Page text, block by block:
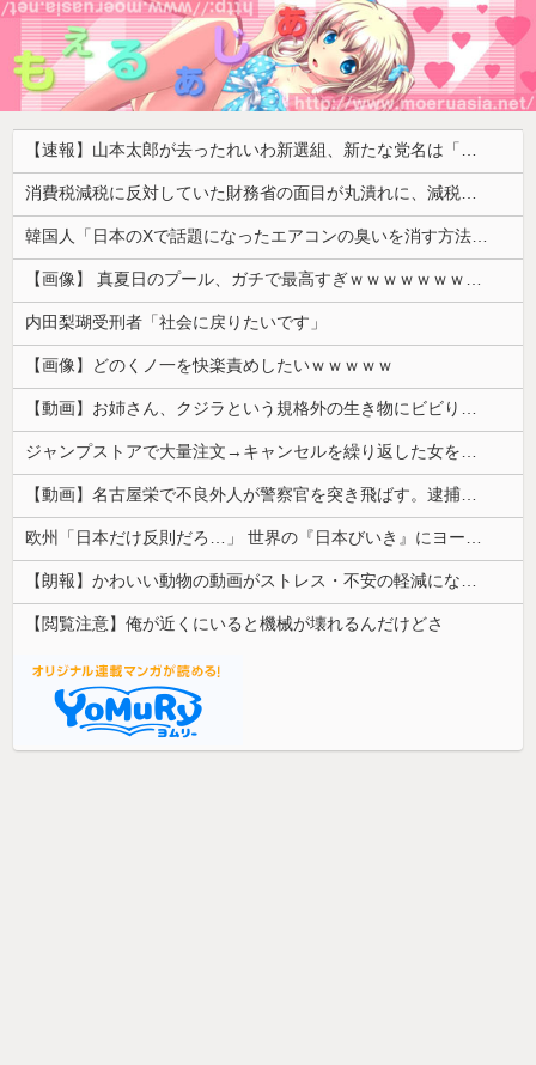
【速報】山本太郎が去ったれいわ新選組、新たな党名は「いのちの党」 略称「いのち」
消費税減税に反対していた財務省の面目が丸潰れに、減税が決まった途端に市場が動き出したが……
韓国人「日本のXで話題になったエアコンの臭いを消す方法をご覧ください」→「これマジ？」
【画像】 真夏日のプール、ガチで最高すぎｗｗｗｗｗｗｗｗｗｗ
内田梨瑚受刑者「社会に戻りたいです」
【画像】どのくノ一を快楽責めしたいｗｗｗｗｗ
【動画】お姉さん、クジラという規格外の生き物にビビりまくる 【Pickup05164712】
ジャンプストアで大量注文→キャンセルを繰り返した女を逮捕 「注文で欲求が満たされた」総額43億円
【動画】名古屋栄で不良外人が警察官を突き飛ばす。逮捕しろやｗｗｗ
欧州「日本だけ反則だろ…」 世界の『日本びいき』にヨーロッパ全土から不満の声
【朗報】かわいい動物の動画がストレス・不安の軽減になる可能性。英大学の研究で実証
【閲覧注意】俺が近くにいると機械が壊れるんだけどさ